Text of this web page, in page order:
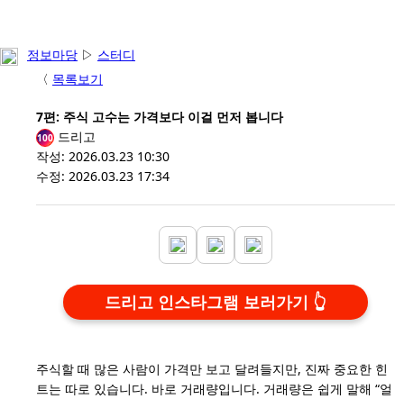
정보마당 ▷ 스터디
〈 목록보기
7편: 주식 고수는 가격보다 이걸 먼저 봅니다
100 드리고
작성: 2026.03.23 10:30
수정: 2026.03.23 17:34
드리고 인스타그램 보러가기
주식할 때 많은 사람이 가격만 보고 달려들지만, 진짜 중요한 힌
트는 따로 있습니다. 바로 거래량입니다. 거래량은 쉽게 말해 “얼